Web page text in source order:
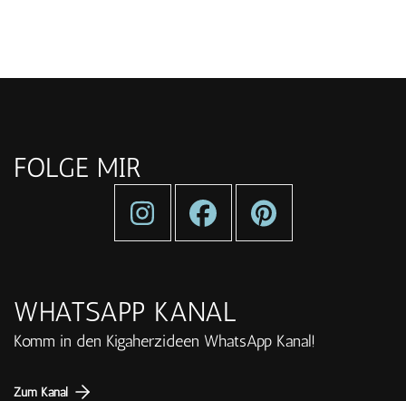
FOLGE MIR
WHATSAPP KANAL
Komm in den Kigaherzideen WhatsApp Kanal!
Zum Kanal